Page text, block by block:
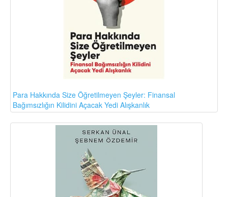
Para Hakkında Size Öğretilmeyen Şeyler: Finansal
Bağımsızlığın Kilidini Açacak Yedi Alışkanlık